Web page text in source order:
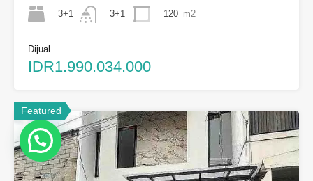
3+1
3+1
120 m2
Dijual
IDR1.990.034.000
Featured